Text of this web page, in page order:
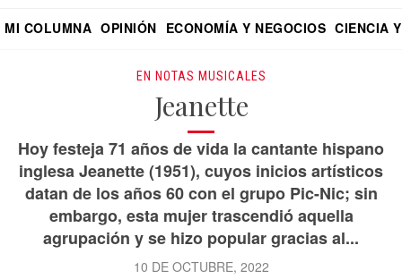
MI COLUMNA OPINIÓN ECONOMÍA Y NEGOCIOS CIENCIA
EN NOTAS MUSICALES
Jeanette
Hoy festeja 71 años de vida la cantante hispano
inglesa Jeanette (1951), cuyos inicios artísticos
datan de los años 60 con el grupo Pic-Nic; sin
embargo, esta mujer trascendió aquella
agrupación y se hizo popular gracias al...
10 DE OCTUBRE, 2022